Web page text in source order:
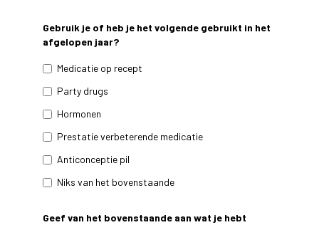
Gebruik je of heb je het volgende gebruikt in het
afgelopen jaar?
Medicatie op recept
Party drugs
Hormonen
Prestatie verbeterende medicatie
Anticonceptie pil
Niks van het bovenstaande
Geef van het bovenstaande aan wat je hebt